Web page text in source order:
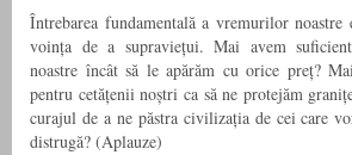
Întrebarea fundamentală a vremurilor noastre
voința de a supraviețui. Mai avem
noastre încât să le apărăm cu orice preț?
pentru cetățenii noștri ca să ne protejăm
curajul de a ne păstra civilizația de cei care
distrugă? (Aplauze)